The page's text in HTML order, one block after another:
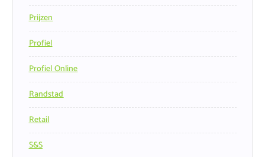
Prijzen
Profiel
Profiel Online
Randstad
Retail
S&s